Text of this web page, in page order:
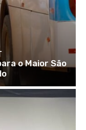
o Maior São